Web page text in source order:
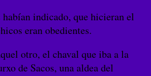
habían indicado, que hicieran el
eran obedientes.
otro, el chaval que iba a la
de Sacos, una aldea del